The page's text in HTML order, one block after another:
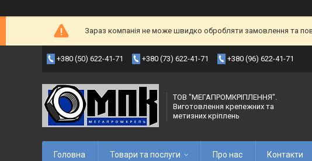
Зараз компанія не може швидко обробляти замовлення та
+380 (50) 622-41-71 +380 (73) 622-41-71 +380 (96) 622-41-71
ТОВ "МЕГАПРОМКРІПЛЕННЯ".
Виготовлення крепежних та
метизних кріплень
Головна Товари та послуги Про нас Контакти